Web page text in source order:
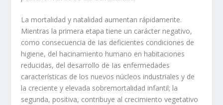
La mortalidad y natalidad aumentan rápidamente.
Mientras la primera etapa tiene un carácter negativo,
como consecuencia de Ias deficientes condiciones de
higiene, del hacinamiento humano en habitaciones
reducidas, del desarrollo de Ias enfermedades
caracterí­sticas de los nuevos núcleos industriales y de
la creciente y elevada sobremortalidad infantil; la
segunda, positiva, contribuye al crecimiento vegetativo